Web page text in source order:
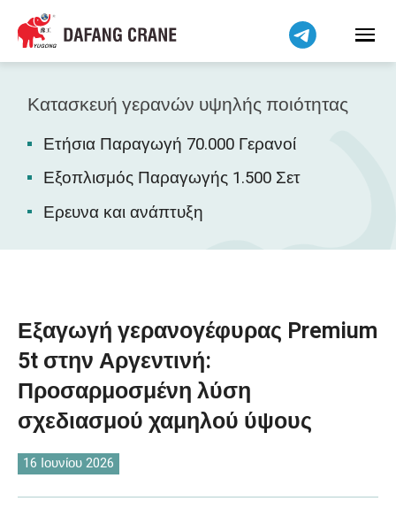
Κατασκευή γερανών υψηλής ποιότητας
Ετήσια Παραγωγή 70.000 Γερανοί
Εξοπλισμός Παραγωγής 1.500 Σετ
Ερευνα και ανάπτυξη
Εξαγωγή γερανογέφυρας Premium
5t στην Αργεντινή:
Προσαρμοσμένη λύση
σχεδιασμού χαμηλού ύψους
16 Ιουνίου 2026
Bahasa Indonesia
Bahasa Melayu
Tiếng Việt
简体中文
فارسی
Pilipino
اردو
Kiswahili
Dansk
Norsk
O‘zbekcha